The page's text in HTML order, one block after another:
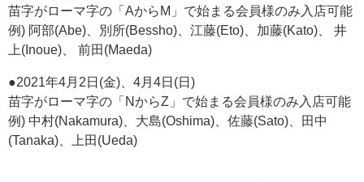
苗字がローマ字の「AからM」で始まる会員様のみ入店可能
例) 阿部(Abe)、別所(Bessho)、江藤(Eto)、加藤(Kato)、 井
上(Inoue)、 前田(Maeda)
●2021年4月2日(金)、4月4日(日)
苗字がローマ字の「NからZ」で始まる会員様のみ入店可能
例) 中村(Nakamura)、大島(Oshima)、佐藤(Sato)、田中
(Tanaka)、上田(Ueda)